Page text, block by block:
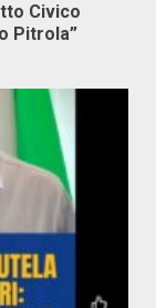
Civico
Pitrola”